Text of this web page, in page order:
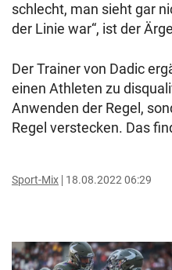
schlecht, man sieht gar
der Linie war“, ist der
Der Trainer von Dadic
einen Athleten zu
Anwenden der Regel,
Regel verstecken. Das
Sport-Mix 18.08.2022 06:29